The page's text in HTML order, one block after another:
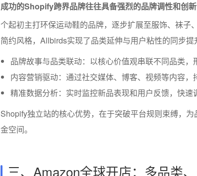
成功的Shopify跨界品牌往往具备强烈的品牌调性和创新
个起初主打环保运动鞋的品牌，逐步扩展至服饰、袜子
简约风格，Allbirds实现了品类延伸与用户粘性的同步提
品牌故事与品类联动：以核心价值观串联不同品类，
内容营销驱动：通过社交媒体、博客、视频等内容，
精准数据分析：实时监控新品表现和用户反馈，快速
Shopify独立站的核心优势，在于突破平台规则束缚，
金空间。
三、Amazon全球开店：多品类